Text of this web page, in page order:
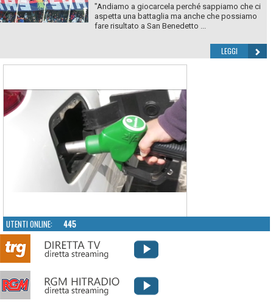
"Andiamo a giocarcela perché sappiamo che ci
aspetta una battaglia ma anche che possiamo
fare risultato a San Benedetto ...
LEGGI
UTENTI ONLINE: 445